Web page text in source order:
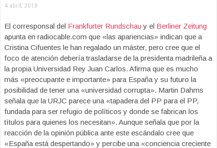
4 abril, 2018
El corresponsal del Frankfurter Rundschau y el Berliner Zeitung
apunta en radiocable.com que «las apariencias» indican que a
Cristina Cifuentes le han regalado un máster, pero cree que el
foco de atención debería trasladarse de la presidenta madrileña a
la propia Universidad Rey Juan Carlos. Afirma que es mucho
más «preocupante e importante» para España y su futuro la
posibilidad de tener una «universidad corrupta». Martin Dahms
señala que la URJC parece una «tapadera del PP para el PP,
fundada para ser refugio de políticos y donde se fabrican los
títulos para quienes los necesitan». Aunque señala que por la
reacción de la opinión pública ante este escándalo cree que
«España está despertando» y percibe una «conciencia creciente